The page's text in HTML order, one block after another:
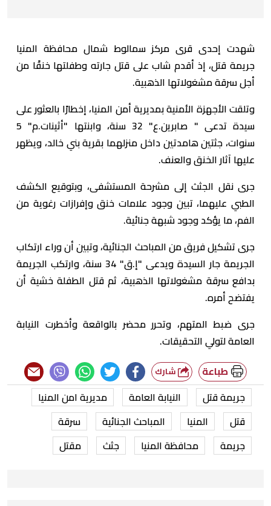
شهدت إحدى قرى مركز سمالوط شمال محافظة المنيا
جريمة قتل، إذ أقدم شاب على قتل جارته وطفلتها خنقًا من
أجل سرقة مشغولاتها الذهبية.
وتلقت الأجهزة الأمنية بمديرية أمن المنيا، إخطارًا بالعثور على
سيدة تدعى " صابرين.ع" 32 سنة، وابنتها "أثينات.م" 5
سنوات، جثتين هامدتين داخل منزلهما بقرية بني خالد، ويظهر
عليها آثار الخنق والعنف.
جرى نقل الجثث إلى مشرحة المستشفى، وبتوقيع الكشف
الطبي عليهما، تبين وجود علامات خنق وإفرازات رغوية من
الفم، ما يؤكد وجود شبهة جنائية.
جرى تشكيل فريق من المباحث الجنائية، وتبين أن وراء ارتكاب
الجريمة جار السيدة ويدعى "إ.ق" 34 سنة، وارتكب الجريمة
بدافع سرقة مشغولاتها الذهبية، ثم قتل الطفلة خشية أن
يفتضح أمره.
جرى ضبط المتهم، وتحرر محضر بالواقعة وأخطرت النيابة
العامة لتولي التحقيقات.
طباعة
جريمة قتل النيابة العامة
مديرية امن المنيا
قتل
المنيا المباحث الجنائية
سرقة
جريمة
محافظة المنيا جثث مقتل